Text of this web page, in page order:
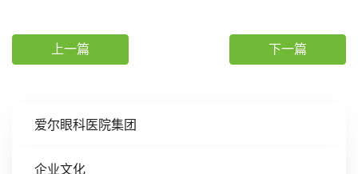
爱尔眼科医院集团
企业文化
上一篇 下一篇